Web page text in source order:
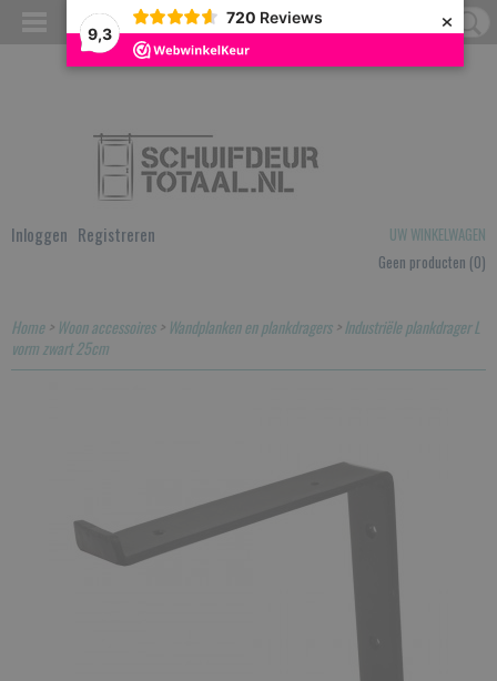
9,3
720 Reviews ×
Inloggen Registreren
UW WINKELWAGEN
Geen producten (0)
Home> Woon accessoires> Wandplanken en plankdragers>Industriële plankdrager L
vorm zwart 25cm